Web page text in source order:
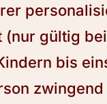
gültig
bis